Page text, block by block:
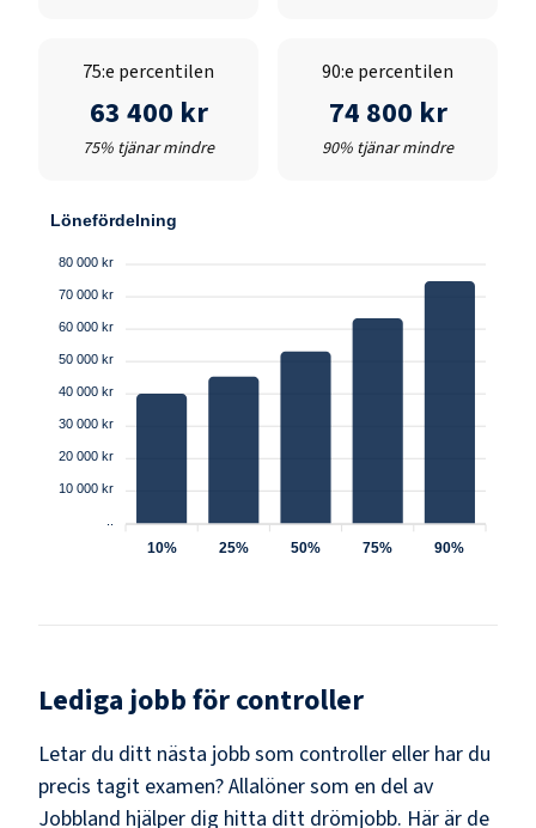
75:e percentilen
63 400 kr
75% tjänar mindre
90:e percentilen
74 800 kr
90% tjänar mindre
Lönefördelning
80 000 kr
70 000 kr
60 000 kr
50 000 kr
40 000 kr
30 000 kr
20 000 kr
10 000 kr
10% 25% 50% 75% 90%
Lediga jobb förcontroller
Letar du ditt nästa jobb som controller eller har du
precis tagit examen? Allalöner som en del av
Jobbland hjälper dig hitta ditt drömjobb. Här är de